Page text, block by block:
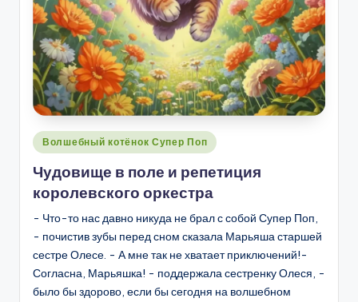
Опубликовано
Волшебный котёнок Супер Поп
Чудовище в поле и репетиция
королевского оркестра
- Что-то нас давно никуда не брал с собой Супер Поп,
- почистив зубы перед сном сказала Марьяша старшей
сестре Олесе. - А мне так не хватает приключений!-
Согласна, Марьяшка! - поддержала сестренку Олеся, -
было бы здорово, если бы сегодня на волшебном